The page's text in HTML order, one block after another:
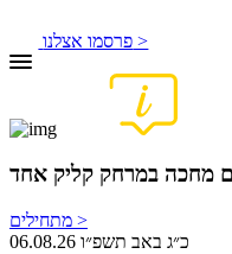
פרסמו אצלנו >
מחכה במרחק קליק אחד
מתחילים >
06.08.26 כ״ג באב תשפ״ו